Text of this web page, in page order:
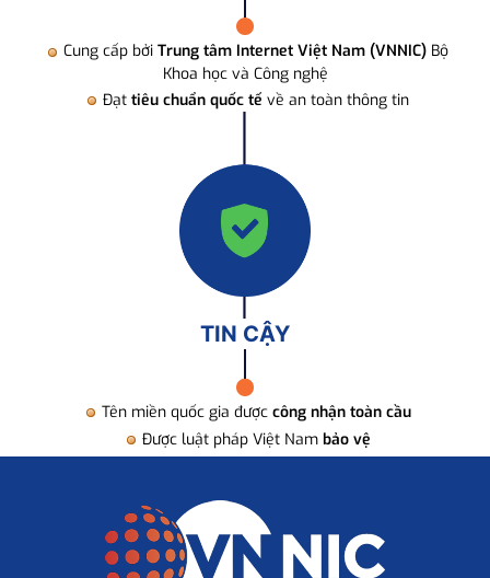
Cung cấp bởi Trung tâm Internet Việt Nam (VNNIC) Bộ
Khoa học và Công nghệ
Đạt tiêu chuẩn quốc tế về an toàn thông tin
TIN CẬY
Tên miền quốc gia được công nhận toàn cầu
Được luật pháp Việt Nam bảo vệ